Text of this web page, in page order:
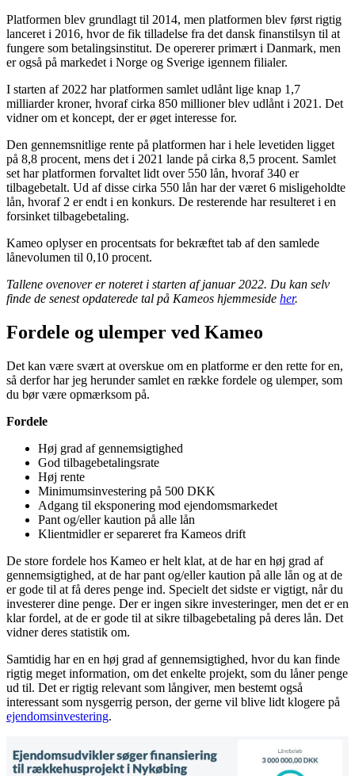
Platformen blev grundlagt til 2014, men platformen blev først rigtig
lanceret i 2016, hvor de fik tilladelse fra det dansk finanstilsyn til at
fungere som betalingsinstitut. De opererer primært i Danmark, men
er også på markedet i Norge og Sverige igennem filialer.
I starten af 2022 har platformen samlet udlånt lige knap 1,7
milliarder kroner, hvoraf cirka 850 millioner blev udlånt i 2021. Det
vidner om et koncept, der er øget interesse for.
Den gennemsnitlige rente på platformen har i hele levetiden ligget
på 8,8 procent, mens det i 2021 lande på cirka 8,5 procent. Samlet
set har platformen forvaltet lidt over 550 lån, hvoraf 340 er
tilbagebetalt. Ud af disse cirka 550 lån har der været 6 misligeholdte
lån, hvoraf 2 er endt i en konkurs. De resterende har resulteret i en
forsinket tilbagebetaling.
Kameo oplyser en procentsats for bekræftet tab af den samlede
lånevolumen til 0,10 procent.
Tallene ovenover er noteret i starten af januar 2022. Du kan selv
finde de senest opdaterede tal på Kameos hjemmeside her.
Fordele og ulemper ved Kameo
Det kan være svært at overskue om en platforme er den rette for en,
så derfor har jeg herunder samlet en række fordele og ulemper, som
du bør være opmærksom på.
Fordele
Høj grad af gennemsigtighed
God tilbagebetalingsrate
Høj rente
Minimumsinvestering på 500 DKK
Adgang til eksponering mod ejendomsmarkedet
Pant og/eller kaution på alle lån
Klientmidler er separeret fra Kameos drift
De store fordele hos Kameo er helt klat, at de har en høj grad af
gennemsigtighed, at de har pant og/eller kaution på alle lån og at de
er gode til at få deres penge ind. Specielt det sidste er vigtigt, når du
investerer dine penge. Der er ingen sikre investeringer, men det er en
klar fordel, at de er gode til at sikre tilbagebetaling på deres lån. Det
vidner deres statistik om.
Samtidig har en en høj grad af gennemsigtighed, hvor du kan finde
rigtig meget information, om det enkelte projekt, som du låner penge
ud til. Det er rigtig relevant som långiver, men bestemt også
interessant som nysgerrig person, der gerne vil blive lidt klogere på
ejendomsinvestering.